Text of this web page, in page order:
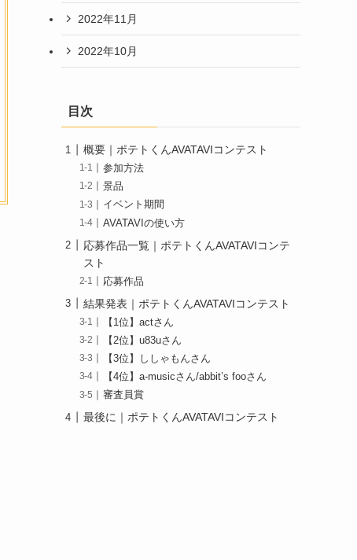
2022年11月
2022年10月
目次
概要｜ポテトくんAVATAVIコンテスト
参加方法
景品
イベント期間
AVATAVIの使い方
応募作品一覧｜ポテトくんAVATAVIコンテ
スト
応募作品
結果発表｜ポテトくんAVATAVIコンテスト
【1位】actさん
【2位】u83uさん
【3位】ししゃもんさん
【4位】a-musicさん/abbit’s fooさん
審査員賞
最後に｜ポテトくんAVATAVIコンテスト